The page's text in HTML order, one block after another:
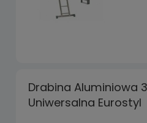
Drabina Aluminiowa
Uniwersalna Eurostyl